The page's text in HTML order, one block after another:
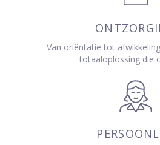
Van oriëntatie tot
totaaloplossing die